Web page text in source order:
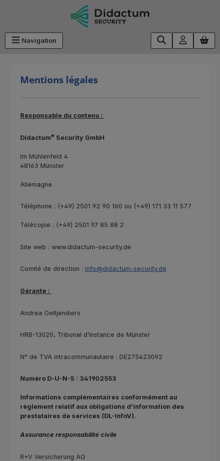
Passer au contenu principal
Navigation
Mentions légales
Responsable du contenu :
Didactum® Security GmbH
Im Mühlenfeld 4
48163 Münster
Allemagne
Téléphone : (+49) 2501 92 90 160 ou (+49) 171 33 11 577
Télécopie : (+49) 2501 97 85 88 2
Site web : www.didactum-security.de
Comité de direction : info@didactum-security.de
Gérante :
Andrea Oeltjendiers
HRB-13020, Tribunal d’instance de Münster
N° de TVA intracommunautaire : DE275423092
Numéro D-U-N-S : 341902553
Informations complémentaires conformément au
règlement relatif aux obligations d’information des
prestataires de services (DL-InfoV).
Assurance responsabilité civile
R+V Versicherung AG